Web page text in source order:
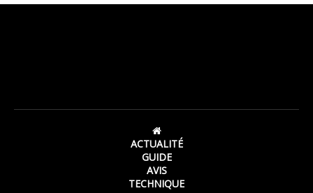
ACTUALITÉ
GUIDE
AVIS
TECHNIQUE